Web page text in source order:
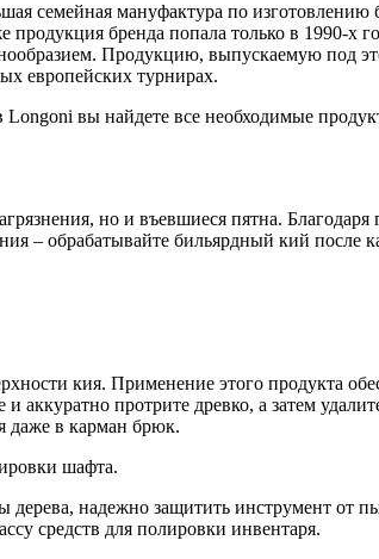
семейная мануфактура по
бренда попала только в 1990-х
Продукцию, выпускаемую под
европейских турнирах.
вы найдете все необходимые
но и въевшиеся пятна. Благодаря
– обрабатывайте бильярдный кий после
кия. Применение этого продукта
аккуратно протрите древко, а затем
даже в карман брюк.
шафта.
надежно защитить инструмент от
средств для полировки инвентаря.